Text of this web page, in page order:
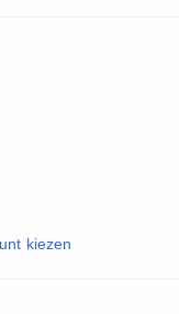
kiezen